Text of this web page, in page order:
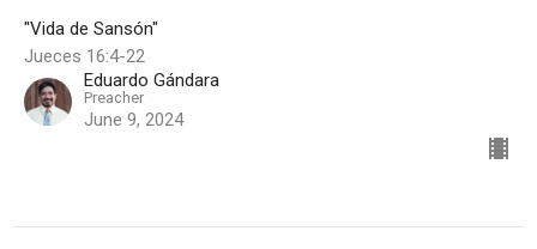
"Vida de Sansón"
Jueces 16:4-22
Eduardo Gándara
Preacher
June 9, 2024